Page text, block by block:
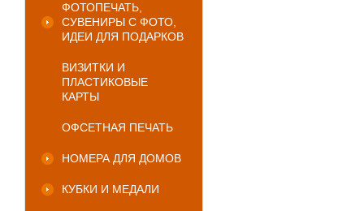
ФОТОПЕЧАТЬ,
СУВЕНИРЫ С ФОТО,
ИДЕИ ДЛЯ ПОДАРКОВ
ВИЗИТКИ И
ПЛАСТИКОВЫЕ
КАРТЫ
ОФСЕТНАЯ ПЕЧАТЬ
НОМЕРА ДЛЯ ДОМОВ
КУБКИ И МЕДАЛИ